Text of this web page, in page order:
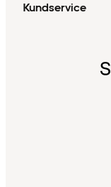
Kundservice